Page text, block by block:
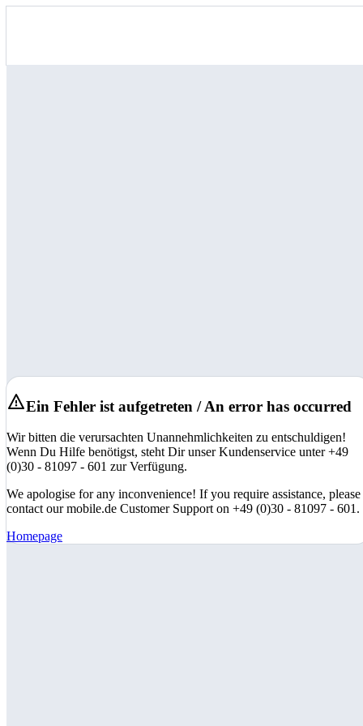
Ein Fehler ist aufgetreten / An error has occurred
Wir bitten die verursachten Unannehmlichkeiten zu entschuldigen!
Wenn Du Hilfe benötigst, steht Dir unser Kundenservice unter +49
(0)30 - 81097 - 601 zur Verfügung.
We apologise for any inconvenience! If you require assistance, please
contact our mobile.de Customer Support on +49 (0)30 - 81097 - 601.
Homepage